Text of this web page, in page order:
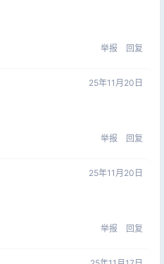
举报 回复
25年11月20日
举报 回复
25年11月20日
举报 回复